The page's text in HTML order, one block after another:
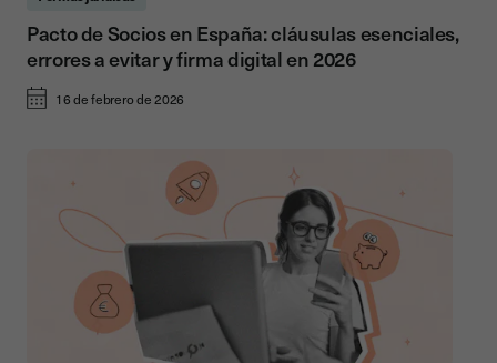
Pacto de Socios en España: cláusulas esenciales,
errores a evitar y firma digital en 2026
16 de febrero de 2026